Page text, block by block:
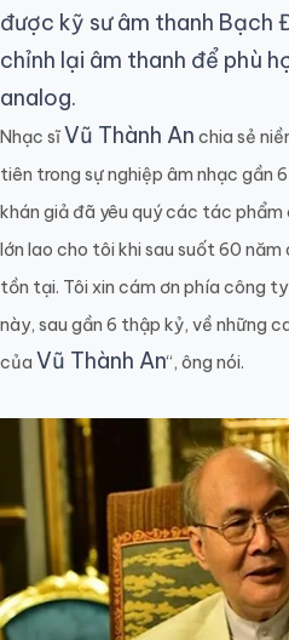
được kỹ sư âm thanh Bạch
chỉnh lại âm thanh để phù
analog.
Nhạc sĩVũ Thành An chia sẻ
tiên trong sự nghiệp âm nhạc gần
khán giả đã yêu quý các tác phẩm
lớn lao cho tôi khi sau suốt 60 năm
tồn tại. Tôi xin cám ơn phía công
này, sau gần 6 thập kỷ, về những
của Vũ Thành An“, ông nói.